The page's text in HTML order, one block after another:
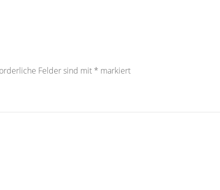
Felder sind mit * markiert